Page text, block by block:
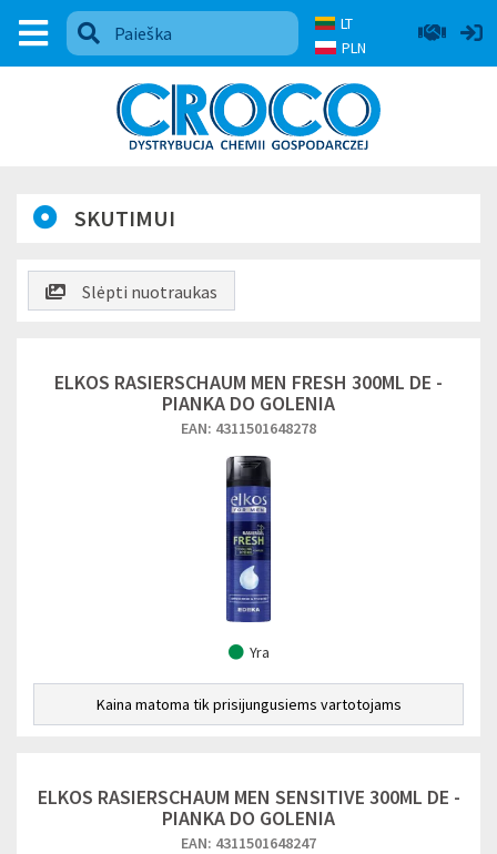
LT
PLN
SKUTIMUI
Slėpti nuotraukas
ELKOS RASIERSCHAUM MEN FRESH 300ML DE -
PIANKA DO GOLENIA
EAN: 4311501648278
Yra
Kaina matoma tik prisijungusiems vartotojams
ELKOS RASIERSCHAUM MEN SENSITIVE 300ML DE -
PIANKA DO GOLENIA
EAN: 4311501648247